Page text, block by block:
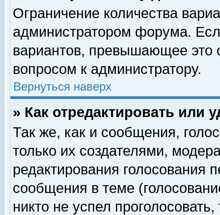
Ограничение количества
администратором форума.
вариантов, превышающее это
вопросом к администратору.
Вернуться наверх
» Как отредактировать или
Так же, как и сообщения,
только их создателями,
редактирования голосования
сообщения в теме
никто не успел